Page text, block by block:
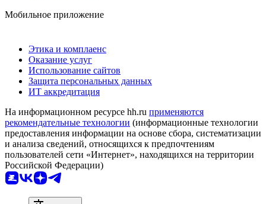
Мобильное приложение
Этика и комплаенс
Оказание услуг
Использование сайтов
Защита персональных данных
ИТ аккредитация
На информационном ресурсе hh.ru применяются
рекомендательные технологии (информационные технологии
предоставления информации на основе сбора, систематизации
и анализа сведений, относящихся к предпочтениям
пользователей сети «Интернет», находящихся на территории
Российской Федерации)